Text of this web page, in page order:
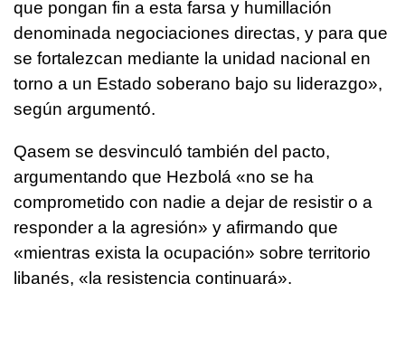
que pongan fin a esta farsa y humillación
denominada negociaciones directas, y para que
se fortalezcan mediante la unidad nacional en
torno a un Estado soberano bajo su liderazgo»,
según argumentó.
Qasem se desvinculó también del pacto,
argumentando que Hezbolá «no se ha
comprometido con nadie a dejar de resistir o a
responder a la agresión» y afirmando que
«mientras exista la ocupación» sobre territorio
libanés, «la resistencia continuará».